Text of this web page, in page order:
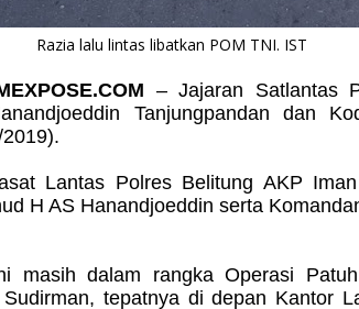
Razia lalu lintas libatkan POM TNI. IST
– Jajaran Satlantas
Tanjungpandan dan
Lantas Polres Belitung AKP
H AS Hanandjoeddin serta
masih dalam rangka Operasi
tepatnya di depan Kantor